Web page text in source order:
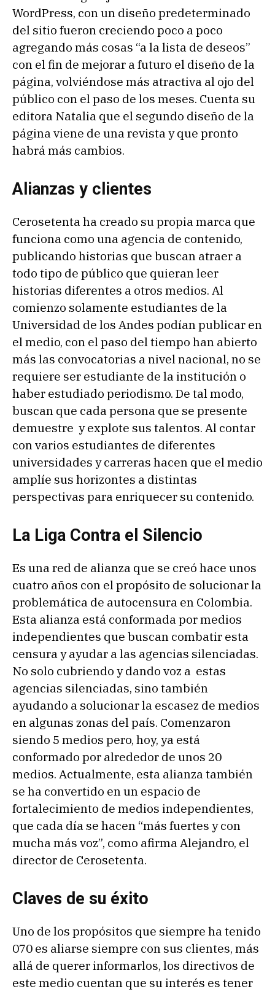
WordPress, con un diseño predeterminado
del sitio fueron creciendo poco a poco
agregando más cosas “a la lista de deseos”
con el fin de mejorar a futuro el diseño de la
página, volviéndose más atractiva al ojo del
público con el paso de los meses. Cuenta su
editora Natalia que el segundo diseño de la
página viene de una revista y que pronto
habrá más cambios.
Alianzas y clientes
Cerosetenta ha creado su propia marca que
funciona como una agencia de contenido,
publicando historias que buscan atraer a
todo tipo de público que quieran leer
historias diferentes a otros medios. Al
comienzo solamente estudiantes de la
Universidad de los Andes podían publicar en
el medio, con el paso del tiempo han abierto
más las convocatorias a nivel nacional, no se
requiere ser estudiante de la institución o
haber estudiado periodismo. De tal modo,
buscan que cada persona que se presente
demuestre y explote sus talentos. Al contar
con varios estudiantes de diferentes
universidades y carreras hacen que el medio
amplíe sus horizontes a distintas
perspectivas para enriquecer su contenido.
La Liga Contra el Silencio
Es una red de alianza que se creó hace unos
cuatro años con el propósito de solucionar la
problemática de autocensura en Colombia.
Esta alianza está conformada por medios
independientes que buscan combatir esta
censura y ayudar a las agencias silenciadas.
No solo cubriendo y dando voz a estas
agencias silenciadas, sino también
ayudando a solucionar la escasez de medios
en algunas zonas del país. Comenzaron
siendo 5 medios pero, hoy, ya está
conformado por alrededor de unos 20
medios. Actualmente, esta alianza también
se ha convertido en un espacio de
fortalecimiento de medios independientes,
que cada día se hacen “más fuertes y con
mucha más voz”, como afirma Alejandro, el
director de Cerosetenta.
Claves de su éxito
Uno de los propósitos que siempre ha tenido
070 es aliarse siempre con sus clientes, más
allá de querer informarlos, los directivos de
este medio cuentan que su interés es tener